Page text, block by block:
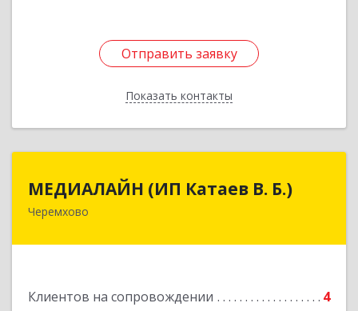
Отправить заявку
Показать контакты
Отправить заявку
Назад
МЕДИАЛАЙН (ИП Катаев В. Б.)
Черемхово
Клиентов на сопровождении 4
МЕДИАЛАЙН (ИП Катаев В. Б.)
665413, Иркутская обл, Черемхово г, Ленина ул,